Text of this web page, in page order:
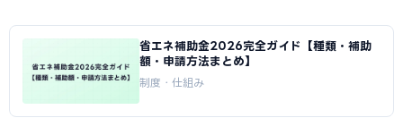
省エネ補助金2026完全ガイド【種類・補助
額・申請方法まとめ】
制度・仕組み